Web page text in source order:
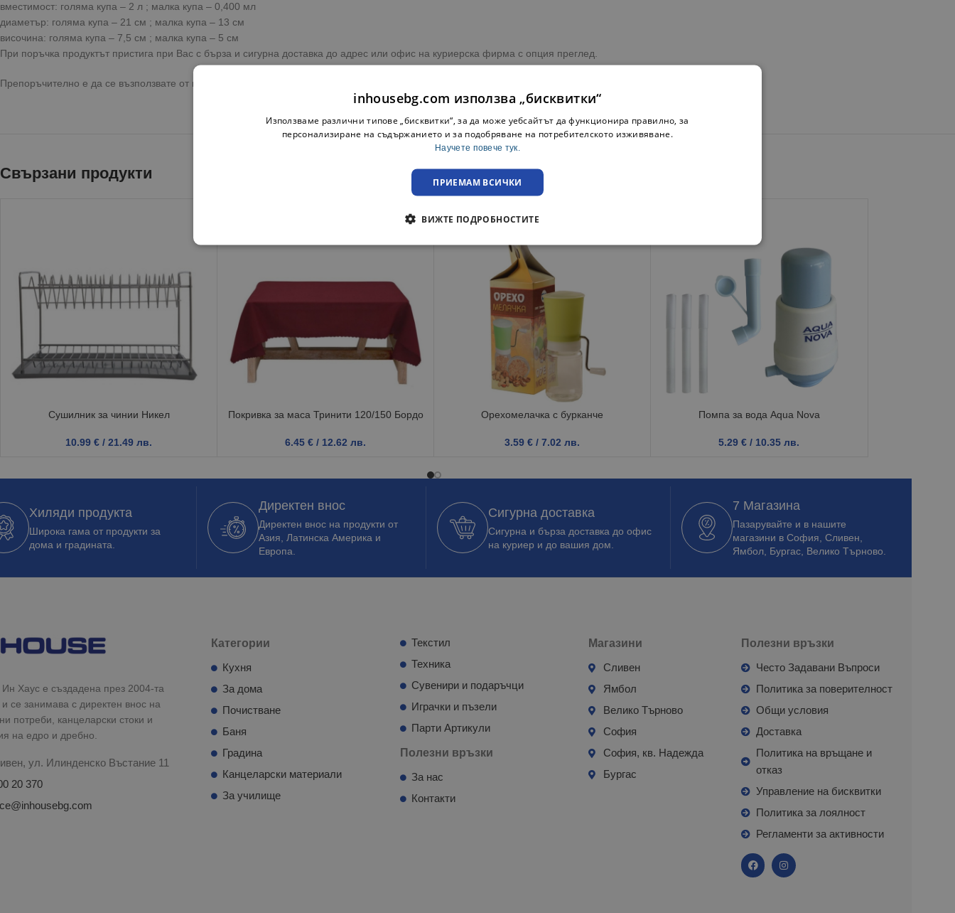
вместимост: голяма купа – 2 л ; малка купа – 0,400 мл
диаметър: голяма купа – 21 см ; малка купа – 13 см
височина: голяма купа – 7,5 см ; малка купа – 5 см
При поръчка продуктът пристига при Вас с бърза и сигурна доставка до адрес или офис на куриерска фирма с опция преглед.
Препоръчително е да се възползвате от предоставената опция за преглед при освобождаване на пратката
Свързани продукти
Сушилник за чинии Никел
10.99 € / 21.49 лв.
Покривка за маса Тринити 120/150 Бордо
6.45 € / 12.62 лв.
Орехомелачка с бурканче
3.59 € / 7.02 лв.
Помпа за вода Aqua Nova
5.29 € / 10.35 лв.
Хиляди продукта
Широка гама от продукти за
дома и градината.
Директен внос
Директен внос на продукти от
Азия, Латинска Америка и
Европа.
Сигурна доставка
Сигурна и бърза доставка до офис
на куриер и до вашия дом.
7 Магазина
Пазарувайте и в нашите
магазини в София, Сливен,
Ямбол, Бургас, Велико Търново.
Хаус е създадена през 2004-та
и се занимава с директен внос на
потреби, канцеларски стоки и
на едро и дребно.
ул. Илинденско Въстание 11
20 370
Категории
Кухня
За дома
Почистване
Баня
Градина
Канцеларски материали
За училище
Текстил
Техника
Сувенири и подаръчци
Играчки и пъзели
Парти Артикули
Полезни връзки
За нас
Контакти
Магазини
Сливен
Ямбол
Велико Търново
София
София, кв. Надежда
Бургас
Полезни връзки
Често Задавани Въпроси
Политика за поверителност
Общи условия
Доставка
Политика на връщане и
отказ
Управление на бисквитки
Политика за лоялност
Регламенти за активности
inhousebg.com използва „бисквитки“
Използваме различни типове „бисквитки“, за да може уебсайтът да функционира правилно, за
персонализиране на съдържанието и за подобряване на потребителското изживяване.
Научете повече тук.
ПРИЕМАМ ВСИЧКИ
ВИЖТЕ ПОДРОБНОСТИТЕ